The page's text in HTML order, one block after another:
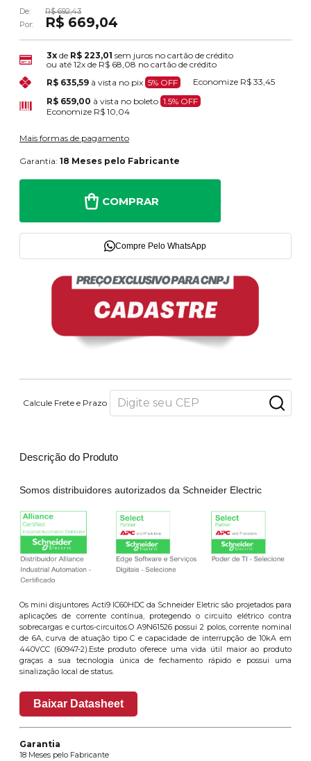
De:
R$ 692,43
Por:
R$ 669,04
3x de R$ 223,01 sem juros no cartão de crédito
ou até12x de R$ 68,08 no cartão de crédito
R$ 635,59 à vista no pix 5% OFF Economize R$ 33,45
R$ 659,00 à vista no boleto 1.5% OFF
Economize R$ 10,04
Mais formas de pagamento
Garantia:18 Meses pelo Fabricante
COMPRAR
Compre Pelo WhatsApp
Calcule Frete e Prazo
Descrição do Produto
Somos distribuidores autorizados da Schneider Electric
Os mini disjuntores Acti9 IC60HDC da Schneider Eletric são projetados para
aplicações de corrente contínua, protegendo o circuito elétrico contra
sobrecargas e curtos-circuitos.O A9N61526 possui 2 polos, corrente nominal
de 6A, curva de atuação tipo C e capacidade de interrupção de 10kA em
440VCC (60947-2).Este produto oferece uma vida útil maior ao produto
graças a sua tecnologia única de fechamento rápido e possui uma
sinalização local de status.
Baixar Datasheet
Garantia
18 Meses pelo Fabricante